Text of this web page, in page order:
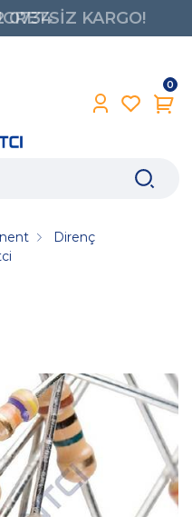
KARGO!
0734
0
Direnç